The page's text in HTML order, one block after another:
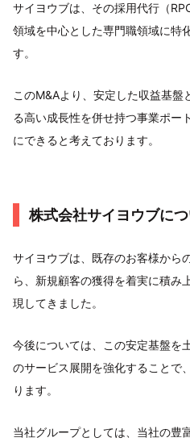
サイヨウブは、その採用代行（
領域を中心とした専門職領域に特
す。
このM&Aより、安定した収益基盤
る高い成長性を併せ持つ事業ポー
にできると考えております。
株式会社サイヨウブに
サイヨウブは、既存のお客様から
ら、新規顧客の獲得を着実に積み
現してきました。
今後については、この安定基盤を
のサービス展開を強化することで
ります。
当社グループとしては、当社の豊